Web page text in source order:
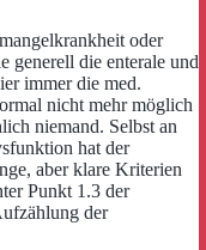
oder
generell die enterale und
immer die med.
nicht mehr möglich
niemand. Selbst an
hat der
aber klare Kriterien
Punkt 1.3 der
der